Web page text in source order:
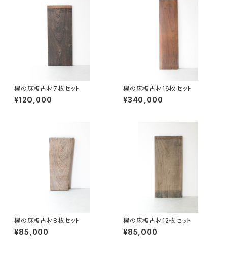
欅の床板古材7枚セット
¥120,000
欅の床板古材16枚セット
¥340,000
欅の床板古材8枚セット
¥85,000
欅の床板古材12枚セット
¥85,000